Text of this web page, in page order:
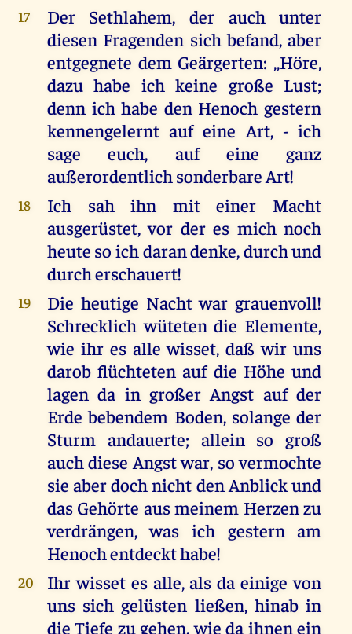
17
Der Sethlahem, der auch unter
diesen Fragenden sich befand, aber
entgegnete dem Geärgerten: ,,Höre,
dazu habe ich keine große Lust;
denn ich habe den Henoch gestern
kennengelernt auf eine Art, - ich
sage euch, auf eine ganz
außerordentlich sonderbare Art!
18
Ich sah ihn mit einer Macht
ausgerüstet, vor der es mich noch
heute so ich daran denke, durch und
durch erschauert!
19
Die heutige Nacht war grauenvoll!
Schrecklich wüteten die Elemente,
wie ihr es alle wisset, daß wir uns
darob flüchteten auf die Höhe und
lagen da in großer Angst auf der
Erde bebendem Boden, solange der
Sturm andauerte; allein so groß
auch diese Angst war, so vermochte
sie aber doch nicht den Anblick und
das Gehörte aus meinem Herzen zu
verdrängen, was ich gestern am
Henoch entdeckt habe!
20
Ihr wisset es alle, als da einige von
uns sich gelüsten ließen, hinab in
die Tiefe zu gehen, wie da ihnen ein